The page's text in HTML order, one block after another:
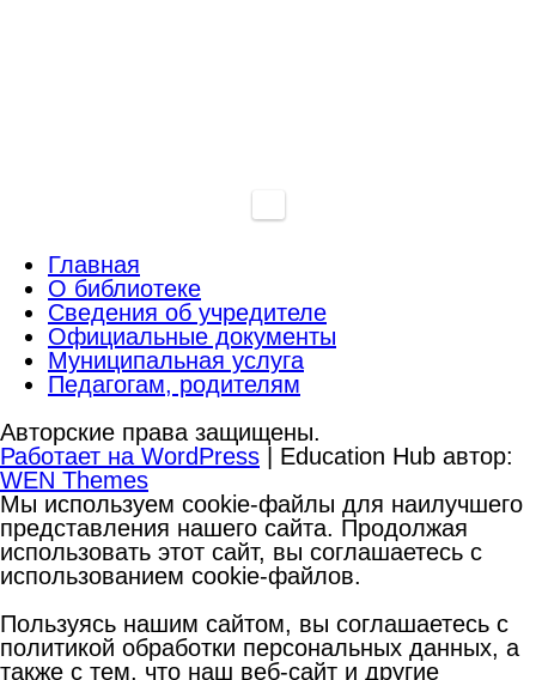
Главная
О библиотеке
Сведения об учредителе
Официальные документы
Муниципальная услуга
Педагогам, родителям
Авторские права защищены.
Работает на WordPress
Education Hub автор:
WEN Themes
Мы используем cookie-файлы для наилучшего
представления нашего сайта. Продолжая
использовать этот сайт, вы соглашаетесь с
использованием cookie-файлов.
Пользуясь нашим сайтом, вы соглашаетесь с
политикой обработки персональных данных, а
также с тем, что наш веб-сайт и другие